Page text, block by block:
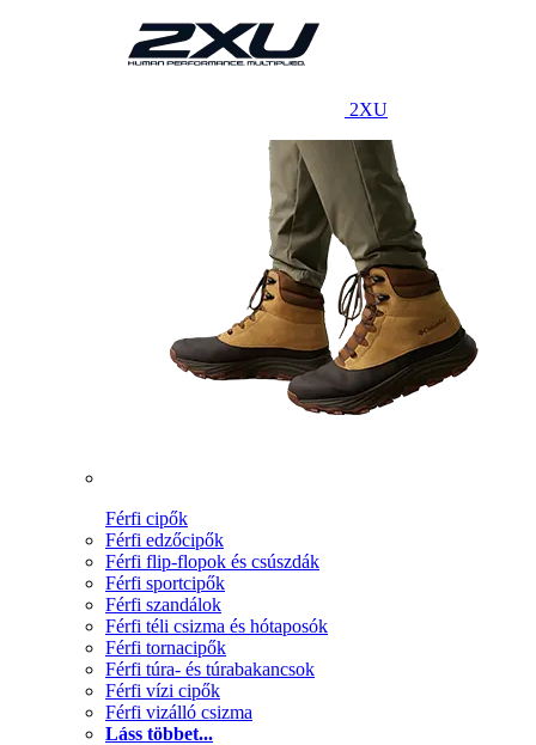
2XU
Férfi cipők
Férfi edzőcipők
Férfi flip-flopok és csúszdák
Férfi sportcipők
Férfi szandálok
Férfi téli csizma és hótaposók
Férfi tornacipők
Férfi túra- és túrabakancsok
Férfi vízi cipők
Férfi vizálló csizma
Láss többet...